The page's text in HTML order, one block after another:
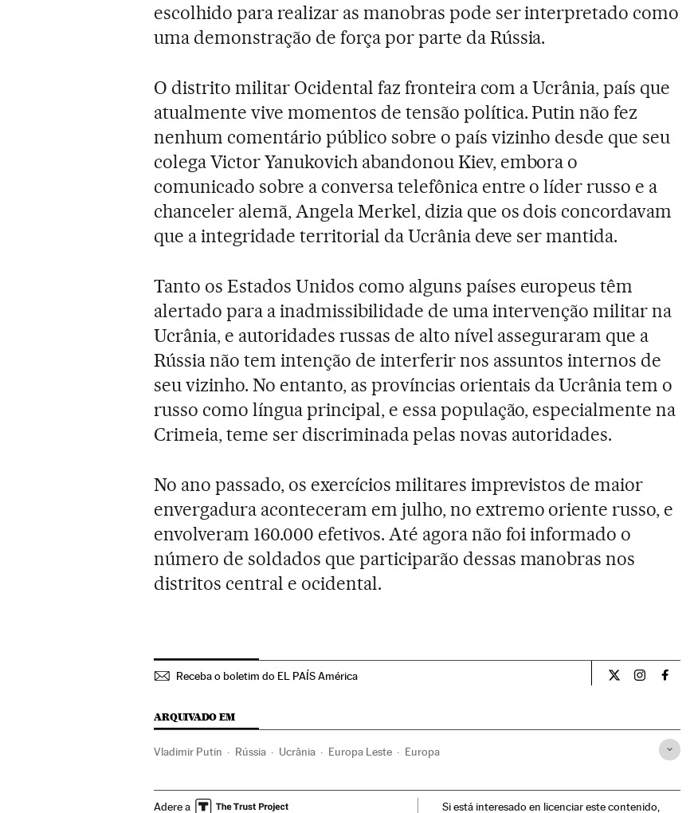
escolhido para realizar as manobras pode ser interpretado como
uma demonstração de força por parte da Rússia.
O distrito militar Ocidental faz fronteira com a Ucrânia, país que
atualmente vive momentos de tensão política. Putin não fez
nenhum comentário público sobre o país vizinho desde que seu
colega Victor Yanukovich abandonou Kiev, embora o
comunicado sobre a conversa telefônica entre o líder russo e a
chanceler alemã, Angela Merkel, dizia que os dois concordavam
que a integridade territorial da Ucrânia deve ser mantida.
Tanto os Estados Unidos como alguns países europeus têm
alertado para a inadmissibilidade de uma intervenção militar na
Ucrânia, e autoridades russas de alto nível asseguraram que a
Rússia não tem intenção de interferir nos assuntos internos de
seu vizinho. No entanto, as províncias orientais da Ucrânia tem o
russo como língua principal, e essa população, especialmente na
Crimeia, teme ser discriminada pelas novas autoridades.
No ano passado, os exercícios militares imprevistos de maior
envergadura aconteceram em julho, no extremo oriente russo, e
envolveram 160.000 efetivos. Até agora não foi informado o
número de soldados que participarão dessas manobras nos
distritos central e ocidental.
Receba o boletim do EL PAÍS América Internacional
ARQUIVADO EM
Vladimir Putin Rússia Ucrânia Europa Leste Europa
Adere a Si está interesado en licenciar este contenido,